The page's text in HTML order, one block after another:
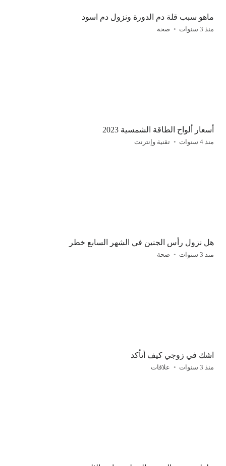
ماهو سبب قلة دم الدورة ونزول دم اسود
منذ 3 سنوات صحة
أسعار ألواح الطاقة الشمسية 2023
منذ 4 سنوات تقنية وإنترنت
هل نزول رأس الجنين في الشهر السابع خطر
منذ 3 سنوات صحة
اشك في زوجي كيف أتأكد
منذ 3 سنوات علاقات